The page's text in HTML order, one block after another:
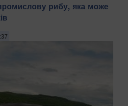
рибу, яка може